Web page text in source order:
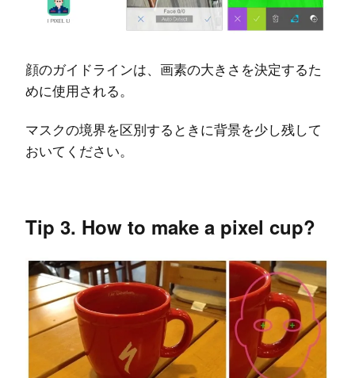
顔のガイドラインは、画素の大きさを決定するた
めに使用される。
マスクの境界を区別するときに背景を少し残して
おいてください。
Tip 3. How to make a pixel cup?